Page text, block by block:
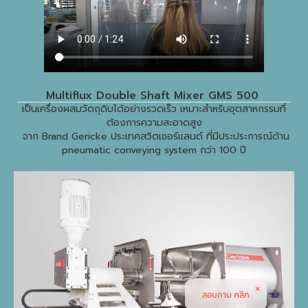
Multiflux Double Shaft Mixer GMS 500
เป็นเครื่องผสมวัตถุดิบได้อย่างรวดเร็ว เหมาะสำหรับอุตสาหกรรมที่
ต้องการความสะอาดสูง
จาก Brand Gericke ประเทศสวิตเซอร์แลนด์ ที่มีประประการณ์ด้าน
pneumatic conveying system กว่า 100 ปี
สอบถาม คลิก